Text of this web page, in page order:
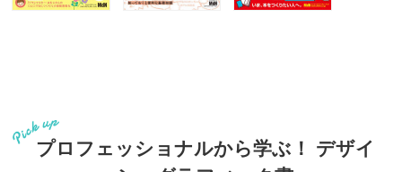
プロフェッショナルから学ぶ！ デザイ